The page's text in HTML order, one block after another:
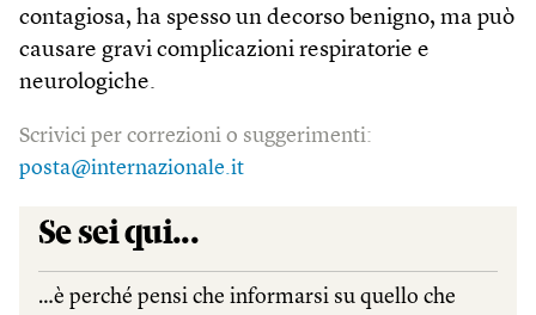
contagiosa, ha spesso un decorso benigno, ma può
causare gravi complicazioni respiratorie e
neurologiche.
Scrivici per correzioni o suggerimenti:
posta@internazionale.it